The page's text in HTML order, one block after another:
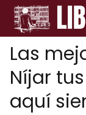
Las
Níjar
aquí